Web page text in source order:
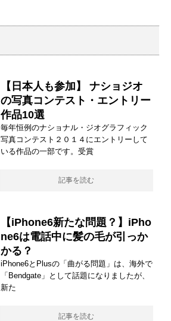
【日本人も参加】 ナショジオ
の写真コンテスト・エントリー
作品10選
毎年恒例のナショナル・ジオグラフィック
写真コンテスト２０１４にエントリーして
いる作品の一部です。受賞
記事を読む
【iPhone6新たな問題？】iPho
ne6は電話中に髪の毛が引っか
かる？
iPhone6とPlusの「曲がる問題」は、海外で
「Bendgate」として話題になりましたが、
新た
記事を読む